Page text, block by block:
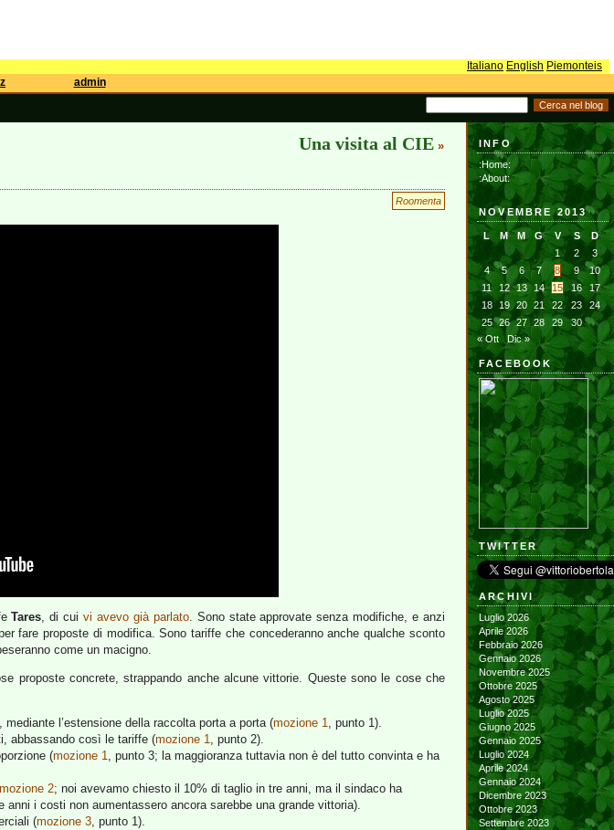
Italiano English Piemonteis
admin
Una visita al CIE »
Roomenta
Tares, di cuivi avevo già parlato. Sono state approvate senza modifiche, e anzi
fare proposte di modifica. Sono tariffe che concederanno anche qualche sconto
come un macigno.
proposte concrete, strappando anche alcune vittorie. Queste sono le cose che
l’estensione della raccolta porta a porta (mozione 1, punto 1).
abbassando così le tariffe (mozione 1, punto 2).
(mozione 1, punto 3; la maggioranza tuttavia non è del tutto convinta e ha
mozione 2; noi avevamo chiesto il 10% di taglio in tre anni, ma il sindaco ha
i costi non aumentassero ancora sarebbe una grande vittoria).
(mozione 3, punto 1).
INFO
:Home:
:About:
NOVEMBRE 2013
L M M G V S
D
1
2
3
4
5 6 7 8 9
10
11
12 13 14 15 16
17
18
19 20 21 22 23
24
25 26 27 28 29
30
« Ott
Dic »
FACEBOOK
TWITTER
ARCHIVI
Luglio 2026
Aprile 2026
Febbraio 2026
Gennaio 2026
Novembre 2025
Ottobre 2025
Agosto 2025
Luglio 2025
Giugno 2025
Gennaio 2025
Luglio 2024
Aprile 2024
Gennaio 2024
Dicembre 2023
Ottobre 2023
Settembre 2023